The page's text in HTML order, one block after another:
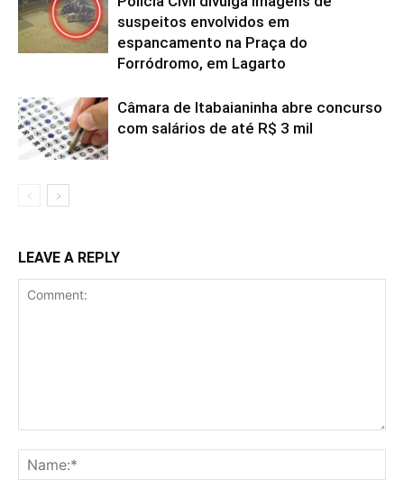
suspeitos envolvidos em
espancamento na Praça do
Forródromo, em Lagarto
Câmara de Itabaianinha abre concurso
com salários de até R$ 3 mil
LEAVE A REPLY